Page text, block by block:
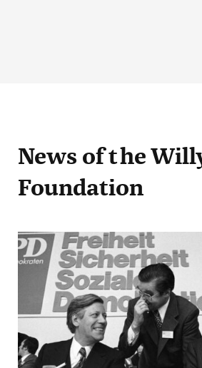
News of the
Foundation